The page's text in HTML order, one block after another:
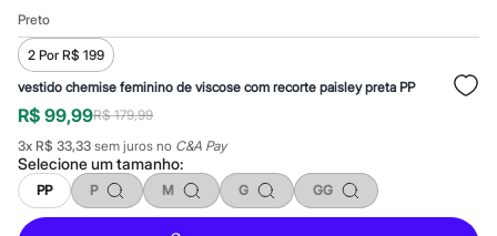
Até 60% off
A partir de 60% off
Feminino
Em alta
Inverno
Alfaiataria
Novidades
Roupas
Blusas e Camisetas
Básicos
Calças
Preto
2 Por R$ 199
vestido chemise feminino de viscose com recorte paisley preta PP
R$ 99,99R$ 179,99
3x R$ 33,33 sem juros no C&A Pay
Selecione umtamanho:
PP P M G GG